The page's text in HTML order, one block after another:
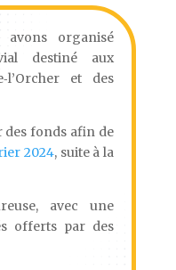
avons organisé
destiné aux
et des
des fonds afin de
2024, suite à la
avec une
offerts par des